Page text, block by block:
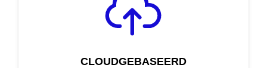
CLOUDGEBASEERD